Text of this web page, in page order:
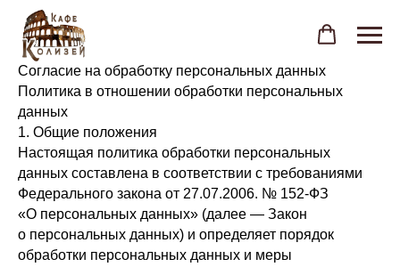
Согласие на обработку персональных данных
Политика в отношении обработки персональных
данных
1. Общие положения
Настоящая политика обработки персональных
данных составлена в соответствии с требованиями
Федерального закона от 27.07.2006. № 152-ФЗ
«О персональных данных» (далее — Закон
о персональных данных) и определяет порядок
обработки персональных данных и меры